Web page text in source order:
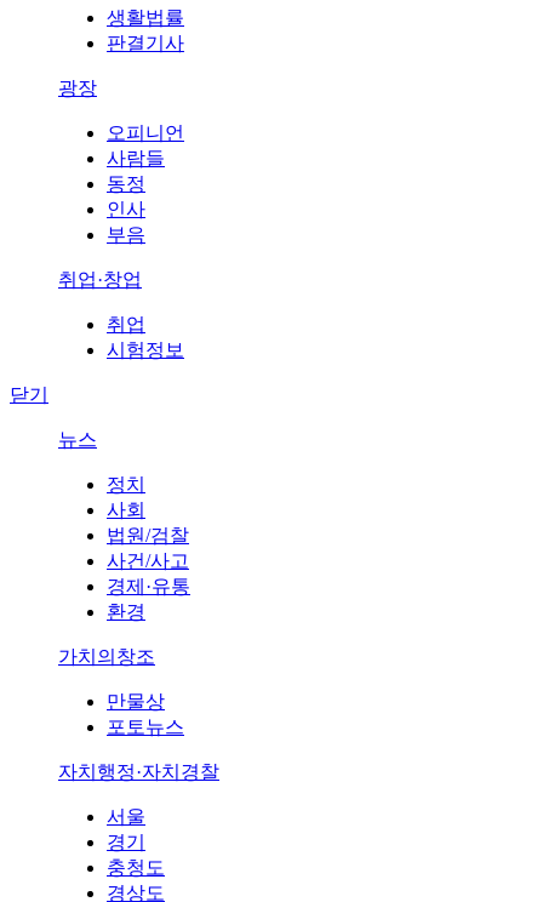
생활법률
판결기사
광장
오피니언
사람들
동정
인사
부음
취업·창업
취업
시험정보
닫기
뉴스
정치
사회
법원/검찰
사건/사고
경제·유통
환경
가치의창조
만물상
포토뉴스
자치행정·자치경찰
서울
경기
충청도
경상도